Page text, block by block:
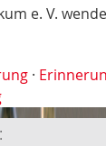
e. V.
·